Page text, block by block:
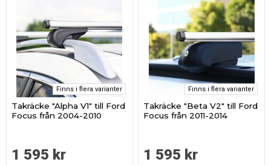
Finns i flera varianter
Takräcke "Alpha V1" till Ford
Focus från 2004-2010
1 595 kr
Finns i flera varianter
Takräcke "Beta V2" till Ford
Focus från 2011-2014
1 595 kr